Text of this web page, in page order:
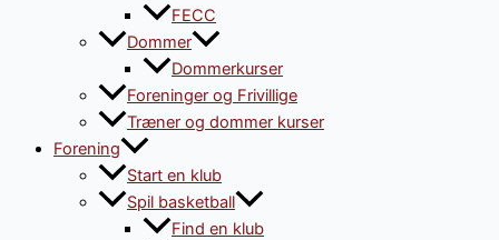
FECC
Dommer
Dommerkurser
Foreninger og Frivillige
Træner og dommer kurser
Forening
Start en klub
Spil basketball
Find en klub